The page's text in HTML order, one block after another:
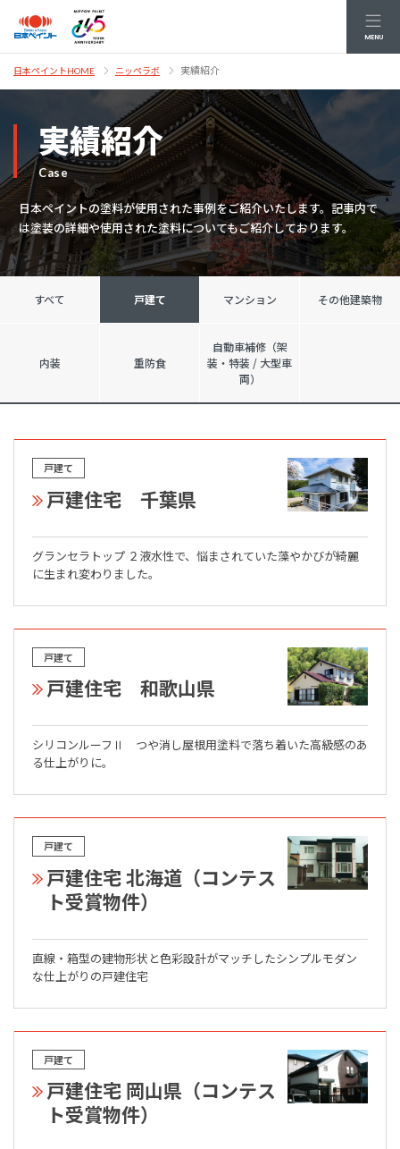
MENU
日本ペイントHOME ニッペラボ 実績紹介
実績紹介
Case
日本ペイントの塗料が使用された事例をご紹介いたします。記事内で
は塗装の詳細や使用された塗料についてもご紹介しております。
すべて 戸建て マンション その他建築物
内装 重防食
自動車補修（架
装・特装 / 大型車
両）
戸建て
戸建住宅 千葉県
グランセラトップ ２液水性で、悩まされていた藻やかびが綺麗
に生まれ変わりました。
戸建て
戸建住宅 和歌山県
シリコンルーフⅡ つや消し屋根用塗料で落ち着いた高級感のあ
る仕上がりに。
戸建て
戸建住宅 北海道（コンテス
ト受賞物件）
直線・箱型の建物形状と色彩設計がマッチしたシンプルモダン
な仕上がりの戸建住宅
戸建て
戸建住宅 岡山県（コンテス
ト受賞物件）